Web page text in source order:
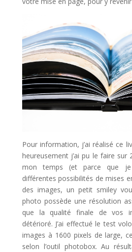
Pour information, j’ai réalisé ce
heureusement j’ai pu le faire
mon temps (et parce que
différentes possibilités de mises
des images, un petit smiley
photo possède une résolution
que la qualité finale de vos
détérioré. J’ai effectué le test
images à 1600 pixels de large,
selon l’outil photobox. Au